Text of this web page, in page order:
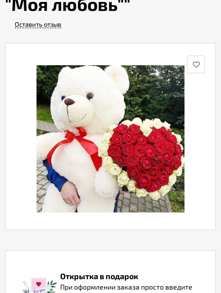
Акции
оформить
Политика
конфиденциальности
Оставить отзыв
Открытка в подарок
При оформлении заказа просто введите